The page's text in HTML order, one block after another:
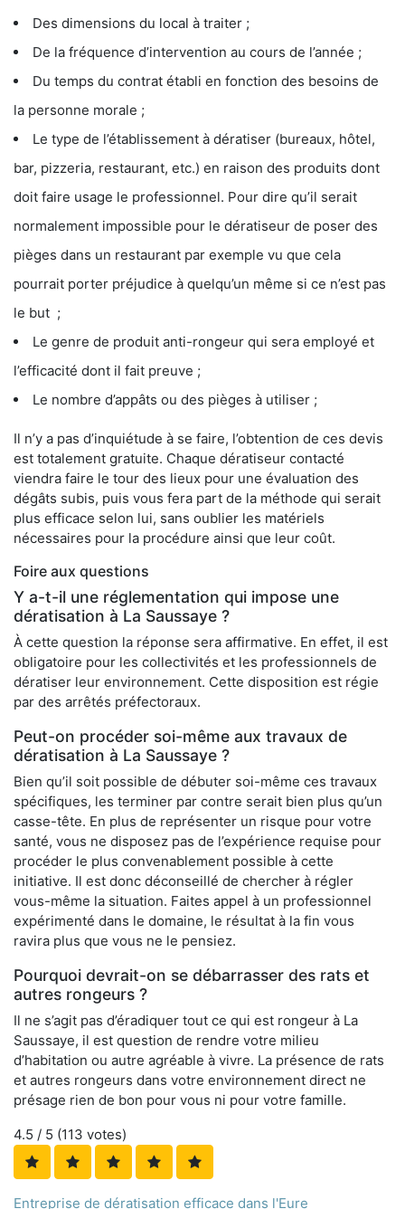
Des dimensions du local à traiter ;
De la fréquence d’intervention au cours de l’année ;
Du temps du contrat établi en fonction des besoins de
la personne morale ;
Le type de l’établissement à dératiser (bureaux, hôtel,
bar, pizzeria, restaurant, etc.) en raison des produits dont
doit faire usage le professionnel. Pour dire qu’il serait
normalement impossible pour le dératiseur de poser des
pièges dans un restaurant par exemple vu que cela
pourrait porter préjudice à quelqu’un même si ce n’est pas
le but ;
Le genre de produit anti-rongeur qui sera employé et
l’efficacité dont il fait preuve ;
Le nombre d’appâts ou des pièges à utiliser ;
Il n’y a pas d’inquiétude à se faire, l’obtention de ces devis
est totalement gratuite. Chaque dératiseur contacté
viendra faire le tour des lieux pour une évaluation des
dégâts subis, puis vous fera part de la méthode qui serait
plus efficace selon lui, sans oublier les matériels
nécessaires pour la procédure ainsi que leur coût.
Foire aux questions
Y a-t-il une réglementation qui impose une
dératisation à La Saussaye ?
À cette question la réponse sera affirmative. En effet, il est
obligatoire pour les collectivités et les professionnels de
dératiser leur environnement. Cette disposition est régie
par des arrêtés préfectoraux.
Peut-on procéder soi-même aux travaux de
dératisation à La Saussaye ?
Bien qu’il soit possible de débuter soi-même ces travaux
spécifiques, les terminer par contre serait bien plus qu’un
casse-tête. En plus de représenter un risque pour votre
santé, vous ne disposez pas de l’expérience requise pour
procéder le plus convenablement possible à cette
initiative. Il est donc déconseillé de chercher à régler
vous-même la situation. Faites appel à un professionnel
expérimenté dans le domaine, le résultat à la fin vous
ravira plus que vous ne le pensiez.
Pourquoi devrait-on se débarrasser des rats et
autres rongeurs ?
Il ne s’agit pas d’éradiquer tout ce qui est rongeur à La
Saussaye, il est question de rendre votre milieu
d’habitation ou autre agréable à vivre. La présence de rats
et autres rongeurs dans votre environnement direct ne
présage rien de bon pour vous ni pour votre famille.
4.5 / 5 (113 votes)
Entreprise de dératisation efficace dans l'Eure